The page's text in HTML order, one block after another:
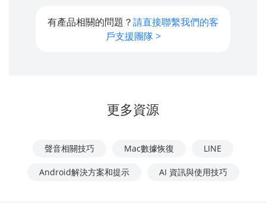
有產品相關的問題？請直接聯繫我們的客
戶支援團隊 >
更多資源
聲音相關技巧 Mac數據恢復 LINE
Android解決方案和提示 AI 資訊與使用技巧